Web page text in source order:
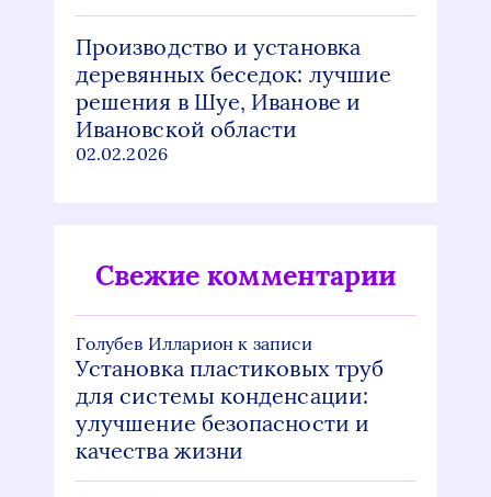
Производство и установка
деревянных беседок: лучшие
решения в Шуе, Иванове и
Ивановской области
02.02.2026
Свежие комментарии
Голубев Илларион к записи
Установка пластиковых труб
для системы конденсации:
улучшение безопасности и
качества жизни